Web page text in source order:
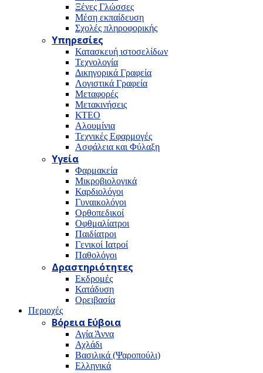
Ξένες Γλώσσες
Μέση εκπαίδευση
Σχολές πληροφορικής
Υπηρεσίες
Κατασκευή ιστοσελίδων
Τεχνολογία
Δικηγορικά Γραφεία
Λογιστικά Γραφεία
Μεταφορές
Μετακινήσεις
ΚΤΕΟ
Αλουμίνια
Τεχνικές Εφαρμογές
Ασφάλεια και Φύλαξη
Υγεία
Φαρμακεία
Μικροβιολογικά
Καρδιολόγοι
Γυναικολόγοι
Ορθοπεδικοί
Οφθμαλίατροι
Παιδίατροι
Γενικοί Ιατροί
Παθολόγοι
Δραστηριότητες
Εκδρομές
Κατάδυση
Ορειβασία
Περιοχές
Βόρεια Εύβοια
Αγία Άννα
Αχλάδι
Βασιλικά (Ψαροπούλι)
Ελληνικά